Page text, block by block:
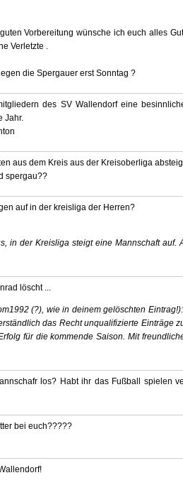
Vorbereitung wünsche ich euch alles
Verletzte .
die Spergauer erst Sonntag ?
des SV Wallendorf eine
Jahr.
aus dem Kreis aus der Kreisoberliga
spergau??
auf in der kreisliga der Herren?
in der Kreisliga steigt eine Mannschaft auf.
löscht ...
(?), wie in deinem gelöschten
das Recht unqualifizierte Einträge
für die kommende Saison. Mit
los? Habt ihr das Fußball spielen
bei euch?????